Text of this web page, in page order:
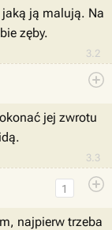
3.2
ją malują. Na
zęby.
3.3
jej zwrotu
1
najpierw trzeba